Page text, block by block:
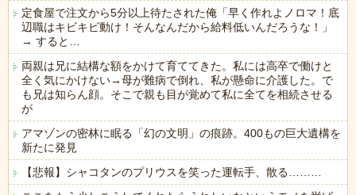
定食屋で注文から5分以上待たされた俺「早く作れよノロマ！底
辺職はキビキビ動け！そんなんだから給料低いんだろうな！」
→ すると…
両親は兄に結構な額をかけて育ててきた。私には高卒で働けと
全く気にかけない→母が難病で倒れ、私が懸命に介護した。で
も兄は知らん顔。そこで親も目が覚めて私に全てを相続させる
が
アマゾンの密林に眠る「幻の文明」の痕跡。400もの巨大遺構を
新たに発見
【悲報】シャコタンのプリウスを笑った運転手、散る………